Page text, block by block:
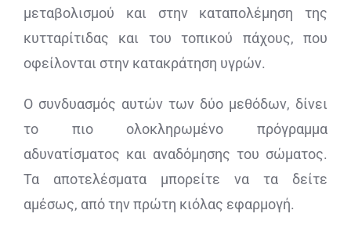
μεταβολισμού και στην καταπολέμηση της
κυτταρίτιδας και του τοπικού πάχους, που
οφείλονται στην κατακράτηση υγρών.
Ο συνδυασμός αυτών των δύο μεθόδων, δίνει
το πιο ολοκληρωμένο πρόγραμμα
αδυνατίσματος και αναδόμησης του σώματος.
Τα αποτελέσματα μπορείτε να τα δείτε
αμέσως, από την πρώτη κιόλας εφαρμογή.